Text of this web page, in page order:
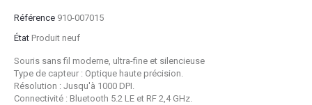
Référence 910-007015
État Produit neuf
Souris sans fil moderne, ultra-fine et silencieuse
Type de capteur : Optique haute précision.
Résolution : Jusqu'à 1000 DPI.
Connectivité : Bluetooth 5.2 LE et RF 2,4 GHz.